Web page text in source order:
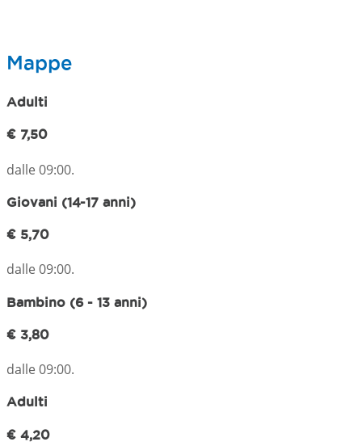
Mappe
Adulti
€ 7,50
dalle 09:00.
Giovani (14-17 anni)
€ 5,70
dalle 09:00.
Bambino (6 - 13 anni)
€ 3,80
dalle 09:00.
Adulti
€ 4,20